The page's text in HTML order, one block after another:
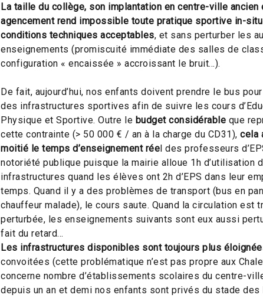
La taille du collège, son implantation en centre-ville ancien
agencement rend impossible toute pratique sportive in-
conditions techniques acceptables, et sans perturber les
enseignements (promiscuité immédiate des salles de
configuration « encaissée » accroissant le bruit…).
De fait, aujourd’hui, nos enfants doivent prendre le bus
des infrastructures sportives afin de suivre les cours
Physique et Sportive. Outre le budget considérable que
cette contrainte (> 50 000 € / an à la charge du CD31), cela
moitié le temps d’enseignement rée l des professeurs
notoriété publique puisque la mairie alloue 1h d’utilisation
infrastructures quand les élèves ont 2h d’EPS dans leur
temps. Quand il y a des problèmes de transport (bus en
chauffeur malade), le cours saute. Quand la circulation est
perturbée, les enseignements suivants sont eux aussi
fait du retard…
Les infrastructures disponibles sont toujours plus
convoitées (cette problématique n’est pas propre aux
concerne nombre d’établissements scolaires du centre-
depuis un an et demi nos enfants sont privés du stade des